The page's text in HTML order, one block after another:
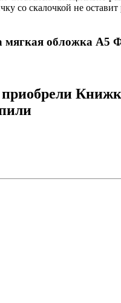
копиры, МФУ
банковское
со скалочкой не
обложка А5